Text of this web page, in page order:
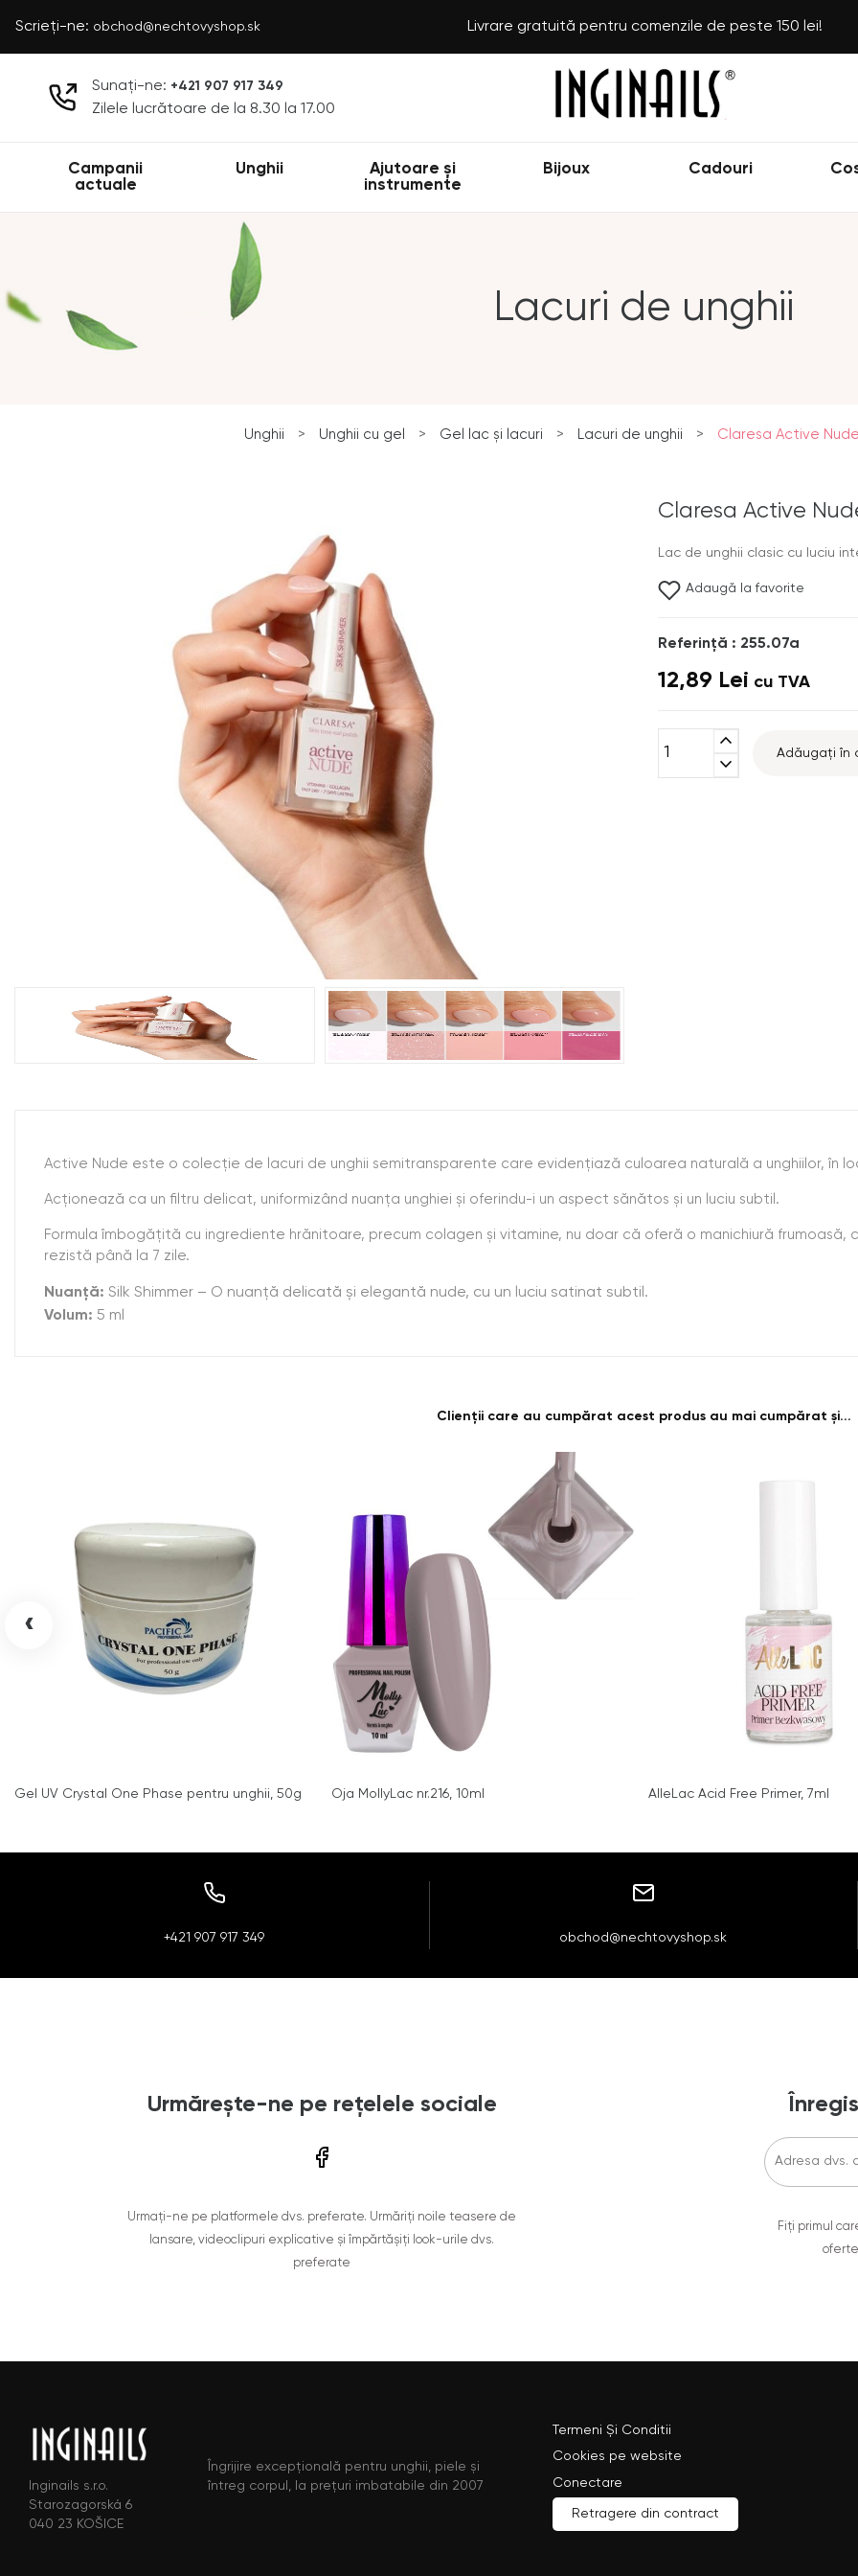
Scrieți-ne: obchod@nechtovyshop.sk Livrare gratuită pentru comenzile de peste 150 lei!
Sunați-ne: +421 907 917 349
Zilele lucrătoare de la 8.30 la 17.00
Campanii
actuale
Unghii
Ajutoare și
instrumente
Bijoux Cadouri
Lacuri de unghii
Unghii > Unghii cu gel > Gel lac și lacuri > Lacuri de unghii > Claresa Active Nude
Claresa Active
Lac de unghii clasic cu luciu
Adaugă la favorite
Referinţă : 255.07a
12,89 Lei cu TVA
expand_less
expand_more
Adăugați în
Active Nude este o colecție de lacuri de unghii semitransparente care evidențiază culoarea naturală a unghiilor, în
Acționează ca un filtru delicat, uniformizând nuanța unghiei și oferindu-i un aspect sănătos și un luciu subtil.
Formula îmbogățită cu ingrediente hrănitoare, precum colagen și vitamine, nu doar că oferă o manichiură frumoasă,
rezistă până la 7 zile.
Nuanță: Silk Shimmer – O nuanță delicată și elegantă nude, cu un luciu satinat subtil.
Volum: 5 ml
Clienții care au cumpărat acest produs au mai cumpărat și...
Gel UV Crystal One Phase pentru unghii, 50g Oja MollyLac nr.216, 10ml AlleLac Acid Free Primer, 7ml
‹
+421 907 917 349 obchod@nechtovyshop.sk
Urmărește-ne pe rețelele sociale
Urmați-ne pe platformele dvs. preferate. Urmăriți noile teasere de
lansare, videoclipuri explicative și împărtășiți look-urile dvs.
preferate
Fiți primul
Inginails s.r.o.
Starozagorská 6
040 23 KOŠICE
Îngrijire excepțională pentru unghii, piele și
întreg corpul, la prețuri imbatabile din 2007
Termeni Și Conditii
Cookies pe website
Conectare
Retragere din contract